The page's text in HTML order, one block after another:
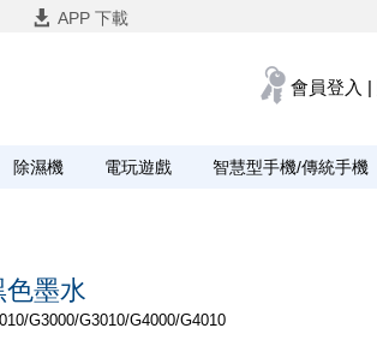
APP 下載
會員登入 |
除濕機 電玩遊戲 智慧型手機/傳統手機
色墨水
G3000/G3010/G4000/G4010